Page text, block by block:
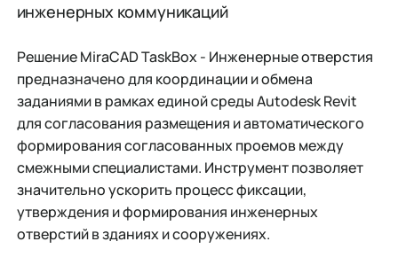
инженерных коммуникаций
Решение MiraCAD TaskBox - Инженерные отверстия
предназначено для координации и обмена
заданиями в рамках единой среды Autodesk Revit
для согласования размещения и автоматического
формирования согласованных проемов между
смежными специалистами. Инструмент позволяет
значительно ускорить процесс фиксации,
утверждения и формирования инженерных
отверстий в зданиях и сооружениях.